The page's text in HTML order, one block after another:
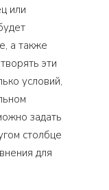
или
а также
эти
условий,
задать
столбце
для